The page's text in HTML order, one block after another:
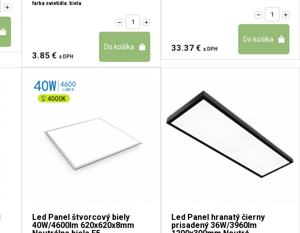
farba svietidla: biela
3.85 € s DPH
33.37 € s DPH
Led Panel štvorcový biely
40W/4600lm 620x620x8mm
Led Panel hranatý čierny
prisadený 36W/3960lm